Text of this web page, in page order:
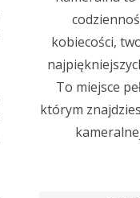
kobiecości,
To miejsce
którym